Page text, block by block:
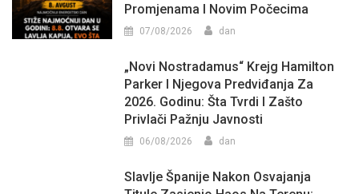
Promjenama I Novim Počecima
07/08/2026 dan
„Novi Nostradamus“ Krejg Hamilton
Parker I Njegova Predviđanja Za
2026. Godinu: Šta Tvrdi I Zašto
Privlači Pažnju Javnosti
06/08/2026 dan
Slavlje Španije Nakon Osvajanja